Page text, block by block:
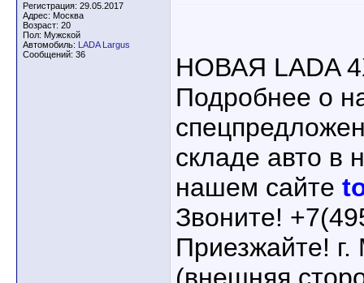
Регистрация: 29.05.2017
Адрес: Москва
Возраст: 20
Пол: Мужской
Автомобиль: LADA Largus
Сообщений: 36
НОВАЯ LADA
Подробнее о
складе авто в
нашем сайте
Звоните!
Приезжайте!